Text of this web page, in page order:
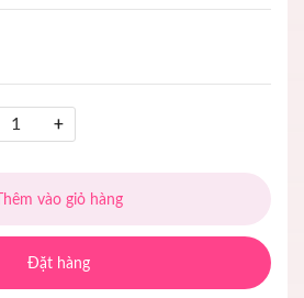
+
Thêm vào giỏ hàng
Đặt hàng